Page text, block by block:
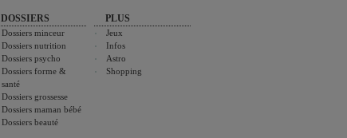
DOSSIERS
Dossiers minceur
Dossiers nutrition
Dossiers psycho
Dossiers forme &
santé
Dossiers grossesse
Dossiers maman bébé
Dossiers beauté
PLUS
Jeux
Infos
Astro
Shopping